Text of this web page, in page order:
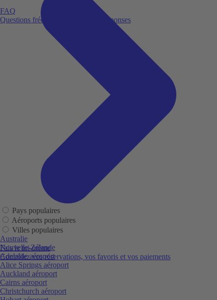
FAQ
Questions fréquemment posées et réponses
Fais le toi-même
Contrôlez vos réservations, vos favoris et vos paiements
Pays populaires
Aéroports populaires
Villes populaires
Australie
Nouvelle-Zélande
Adelaide aéroport
Alice Springs aéroport
Auckland aéroport
Cairns aéroport
Christchurch aéroport